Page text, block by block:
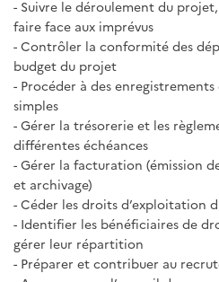
- Suivre le déroulement du
faire face aux imprévus
- Contrôler la conformité des
budget du projet
- Procéder à des
simples
- Gérer la trésorerie et les
différentes échéances
- Gérer la facturation (émission
et archivage)
- Céder les droits d’exploitation
- Identifier les bénéficiaires de
gérer leur répartition
- Préparer et contribuer au